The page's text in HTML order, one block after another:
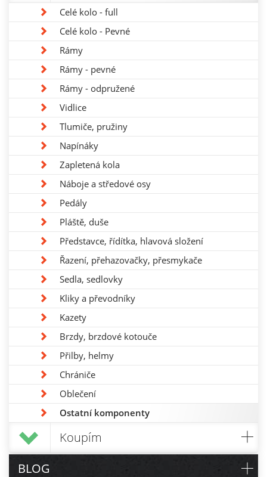
Celé kolo - full
Celé kolo - Pevné
Rámy
Rámy - pevné
Rámy - odpružené
Vidlice
Tlumiče, pružiny
Napínáky
Zapletená kola
Náboje a středové osy
Pedály
Pláště, duše
Představce, řídítka, hlavová složení
Řazení, přehazovačky, přesmykače
Sedla, sedlovky
Kliky a převodníky
Kazety
Brzdy, brzdové kotouče
Přilby, helmy
Chrániče
Oblečení
Ostatní komponenty
Koupím
BLOG